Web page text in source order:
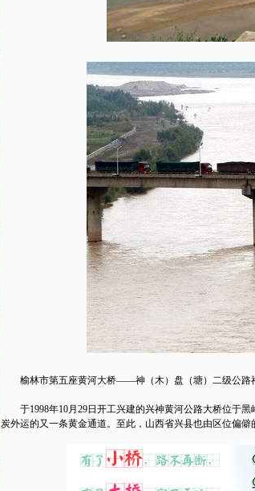
榆林市第五座黄河大桥——神（木）盘（塘）二级公路神
于1998年10月29日开工兴建的兴神黄河公路大桥位于黑
炭外运的又一条黄金通道。至此，山西省兴县也由区位偏僻